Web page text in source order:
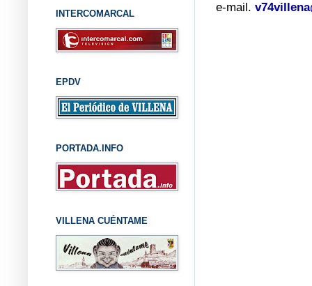
e-mail.
INTERCOMARCAL
EPDV
PORTADA.INFO
VILLENA CUÉNTAME